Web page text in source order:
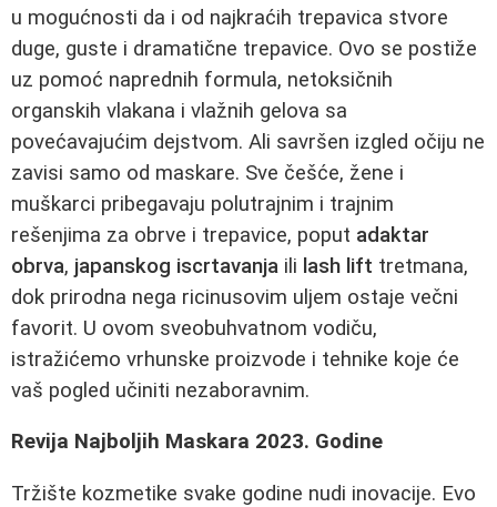
u mogućnosti da i od najkraćih trepavica stvore
duge, guste i dramatične trepavice. Ovo se postiže
uz pomoć naprednih formula, netoksičnih
organskih vlakana i vlažnih gelova sa
povećavajućim dejstvom. Ali savršen izgled očiju ne
zavisi samo od maskare. Sve češće, žene i
muškarci pribegavaju polutrajnim i trajnim
rešenjima za obrve i trepavice, poput adaktar
obrva, japanskog iscrtavanja ili lash lift tretmana,
dok prirodna nega ricinusovim uljem ostaje večni
favorit. U ovom sveobuhvatnom vodiču,
istražićemo vrhunske proizvode i tehnike koje će
vaš pogled učiniti nezaboravnim.
Revija Najboljih Maskara 2023. Godine
Tržište kozmetike svake godine nudi inovacije. Evo